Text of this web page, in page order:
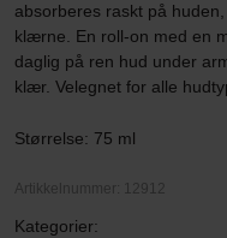
absorberes raskt på
klærne. En roll-on med en
daglig på ren hud under
klær. Velegnet for alle
Størrelse: 75 ml
Artikkelnummer: 12912
Kategorier: